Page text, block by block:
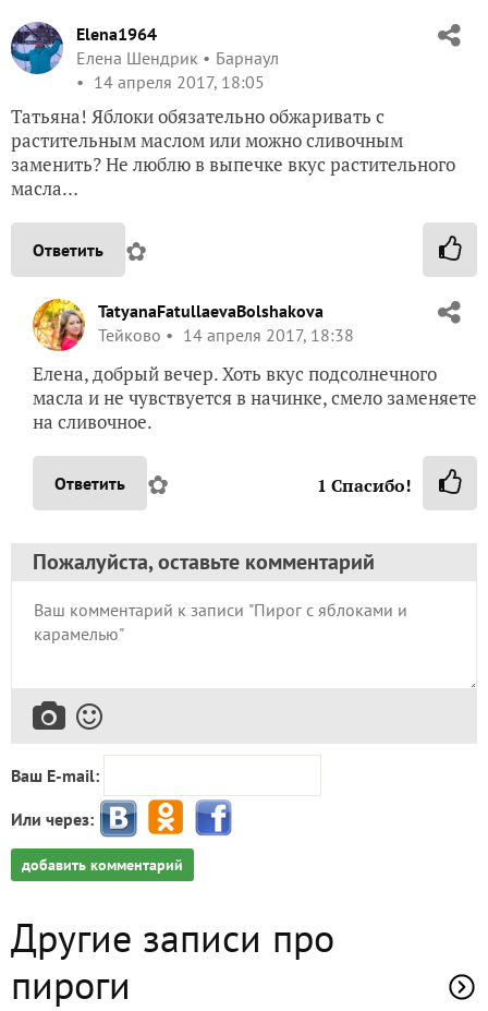
Elena1964
Елена Шендрик
Барнаул
14 апреля 2017, 18:05
Татьяна! Яблоки обязательно обжаривать с
растительным маслом или можно сливочным
заменить? Не люблю в выпечке вкус растительного
масла…
Ответить ✿
TatyanaFatullaevaBolshakova
Тейково
14 апреля 2017, 18:38
Елена, добрый вечер. Хоть вкус подсолнечного
масла и не чувствуется в начинке, смело заменяете
на сливочное.
Ответить ✿ 1 Спасибо!
Пожалуйста, оставьте комментарий
Ваш E-mail:
Или через:
добавить комментарий
Другие записи про
пироги